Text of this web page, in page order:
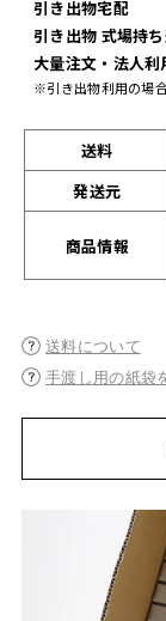
引き出物宅配
引き出物 式場持
大量注文・法人利
※引き出物利用の場
送料
発送元
商品情報
送料について
手渡し用の紙袋